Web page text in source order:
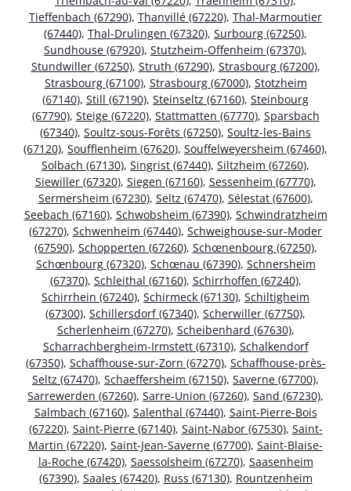
Tieffenbach (67290), Thanvillé (67220), Thal-Marmoutier
(67440), Thal-Drulingen (67320), Surbourg (67250),
Sundhouse (67920), Stutzheim-Offenheim (67370),
Stundwiller (67250), Struth (67290), Strasbourg (67200),
Strasbourg (67100), Strasbourg (67000), Stotzheim
(67140), Still (67190), Steinseltz (67160), Steinbourg
(67790), Steige (67220), Stattmatten (67770), Sparsbach
(67340), Soultz-sous-Forêts (67250), Soultz-les-Bains
(67120), Soufflenheim (67620), Souffelweyersheim (67460),
Solbach (67130), Singrist (67440), Siltzheim (67260),
Siewiller (67320), Siegen (67160), Sessenheim (67770),
Sermersheim (67230), Seltz (67470), Sélestat (67600),
Seebach (67160), Schwobsheim (67390), Schwindratzheim
(67270), Schwenheim (67440), Schweighouse-sur-Moder
(67590), Schopperten (67260), Schœnenbourg (67250),
Schœnbourg (67320), Schœnau (67390), Schnersheim
(67370), Schleithal (67160), Schirrhoffen (67240),
Schirrhein (67240), Schirmeck (67130), Schiltigheim
(67300), Schillersdorf (67340), Scherwiller (67750),
Scherlenheim (67270), Scheibenhard (67630),
Scharrachbergheim-Irmstett (67310), Schalkendorf
(67350), Schaffhouse-sur-Zorn (67270), Schaffhouse-près-
Seltz (67470), Schaeffersheim (67150), Saverne (67700),
Sarrewerden (67260), Sarre-Union (67260), Sand (67230),
Salmbach (67160), Salenthal (67440), Saint-Pierre-Bois
(67220), Saint-Pierre (67140), Saint-Nabor (67530), Saint-
Martin (67220), Saint-Jean-Saverne (67700), Saint-Blaise-
la-Roche (67420), Saessolsheim (67270), Saasenheim
(67390), Saales (67420), Russ (67130), Rountzenheim